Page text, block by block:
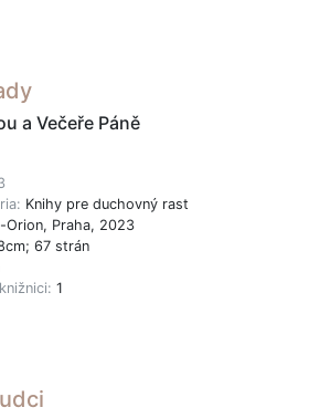
a Večeře Páně
Knihy pre duchovný rast
Orion, Praha, 2023
67 strán
1